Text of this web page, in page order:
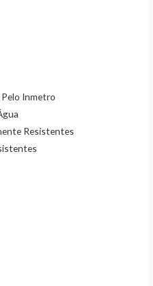
Inmetro
Resistentes